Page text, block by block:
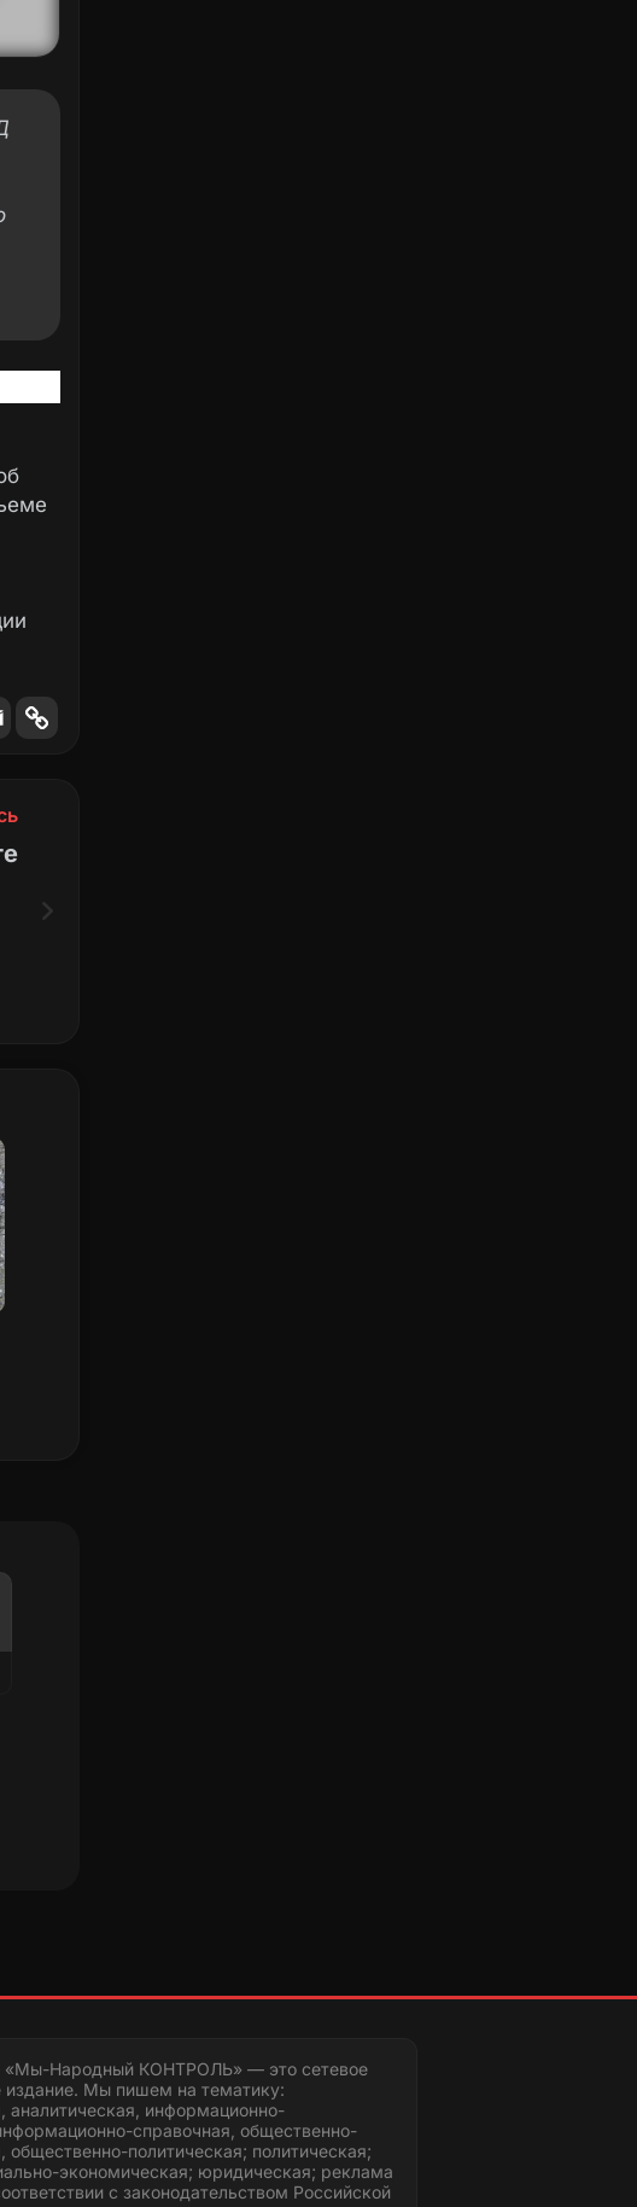
«Мы-Народный КОНТРОЛЬ» — это сетевое
издание. Мы пишем на тематику:
аналитическая, информационно-
справочная, общественно-
общественно-политическая; политическая;
экономическая; юридическая; реклама
с законодательством Российской